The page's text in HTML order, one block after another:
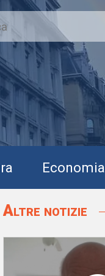
Economia
Altre notizie